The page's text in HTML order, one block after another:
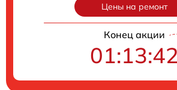
Цены на ремонт
Конец акции
01:13:41